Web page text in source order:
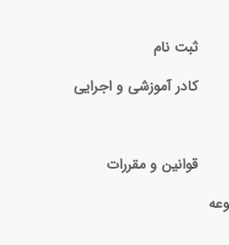
ثبت نام
کادر آموزشی و اجرایی
قوانین و مقررات